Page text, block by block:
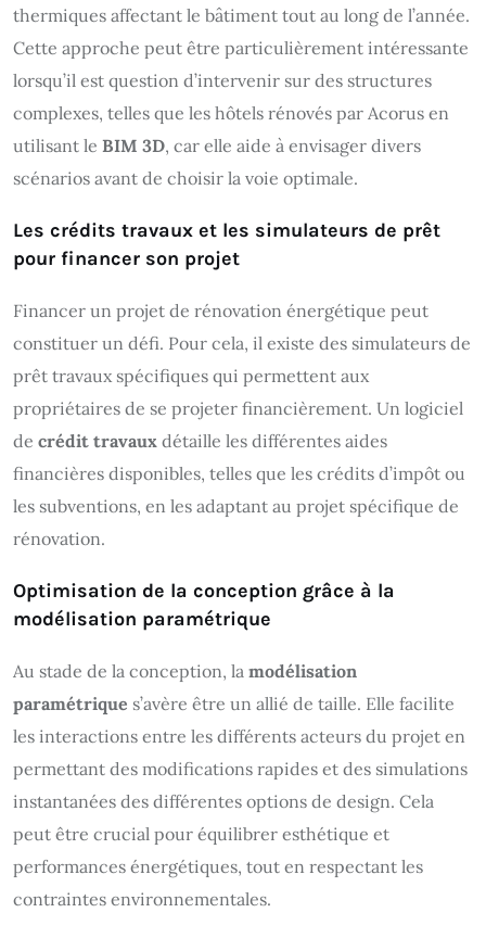
thermiques affectant le bâtiment tout au long de l’année.
Cette approche peut être particulièrement intéressante
lorsqu’il est question d’intervenir sur des structures
complexes, telles que les hôtels rénovés par Acorus en
utilisant le BIM 3D, car elle aide à envisager divers
scénarios avant de choisir la voie optimale.
Les crédits travaux et les simulateurs de prêt
pour financer son projet
Financer un projet de rénovation énergétique peut
constituer un défi. Pour cela, il existe des simulateurs de
prêt travaux spécifiques qui permettent aux
propriétaires de se projeter financièrement. Un logiciel
de crédit travaux détaille les différentes aides
financières disponibles, telles que les crédits d’impôt ou
les subventions, en les adaptant au projet spécifique de
rénovation.
Optimisation de la conception grâce à la
modélisation paramétrique
Au stade de la conception, la modélisation
paramétrique s’avère être un allié de taille. Elle facilite
les interactions entre les différents acteurs du projet en
permettant des modifications rapides et des simulations
instantanées des différentes options de design. Cela
peut être crucial pour équilibrer esthétique et
performances énergétiques, tout en respectant les
contraintes environnementales.